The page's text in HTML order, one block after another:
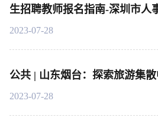
生招聘教师报名指南-深圳市人
说明
2023-07-28
公共 | 山东烟台：探索旅游集
2023-07-28